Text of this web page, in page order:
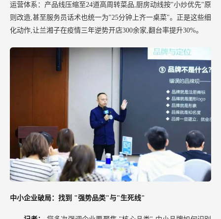
运营体系：产品线压缩至24道高周转菜品,厨房动线按"小炒优先"原
则改造,甚至服务员话术也统一为"25分钟上齐一桌菜"。正是这些细
化动作,让兰湘子在疫情三年逆势开店300余家,翻台率提升30%。
中小企业破局：找到 "强势品类"与"生死线"